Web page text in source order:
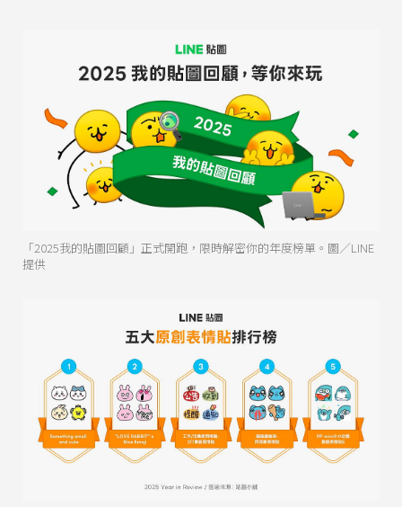
「2025我的貼圖回顧」正式開跑，限時解密你的年度榜單。圖／LINE
提供